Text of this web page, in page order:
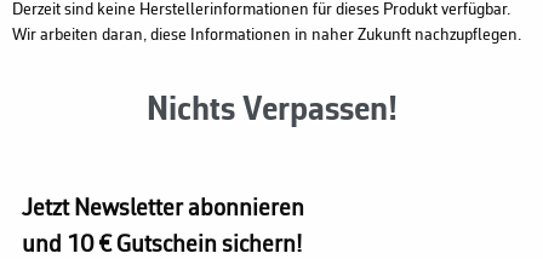
Derzeit sind keine Herstellerinformationen für dieses Produkt verfügbar.
Wir arbeiten daran, diese Informationen in naher Zukunft nachzupflegen.
Nichts Verpassen!
Jetzt Newsletter abonnieren
und 10 € Gutschein sichern!